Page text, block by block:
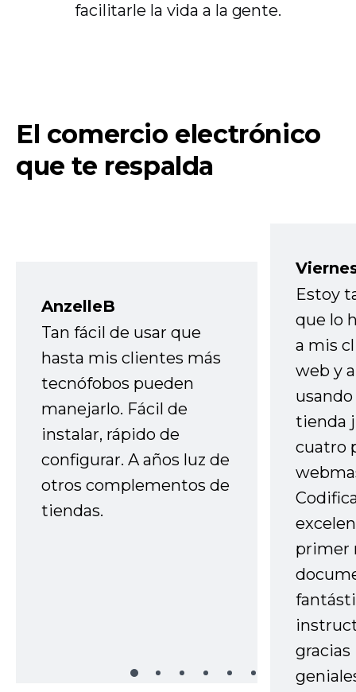
facilitarle la vida a la gente.
El comercio electrónico
que te respalda
AnzelleB
Tan fácil de usar que
hasta mis clientes más
tecnófobos pueden
manejarlo. Fácil de
instalar, rápido de
configurar. A años luz de
otros complementos de
tiendas.
Estoy
que lo
a mis
web y
tienda
cuatro
primer
gracias